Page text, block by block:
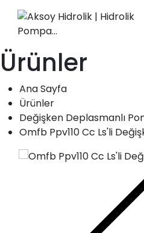
İletişim
+90 (332) 238 06 47
Anasayfa
Hakkımızda
Ürünler
Ürünler
Ana Sayfa
Ürünler
Değişken Deplasmanlı
Omfb Ppv110 Cc Ls'li